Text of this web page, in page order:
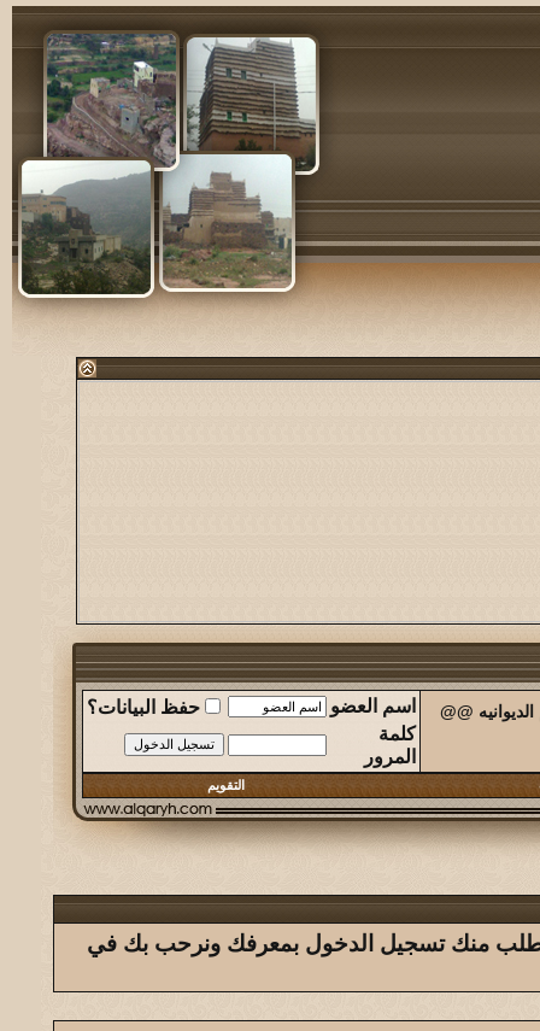
@@ اسم العضو
حفظ البيانات؟
كلمة
المرور
التقويم
يتطلب منك تسجيل الدخول بمعرفك ونرحب بك في